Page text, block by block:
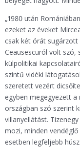
„1980 után
ezeket az éveket
csak két órát
Ceausescuról volt szó,
külpolitikai
szintű vidéki
szeretett vezért
egyben megegyezett
országban szó szerint
villanyellátást.
mozi, minden
esetben legfeljebb